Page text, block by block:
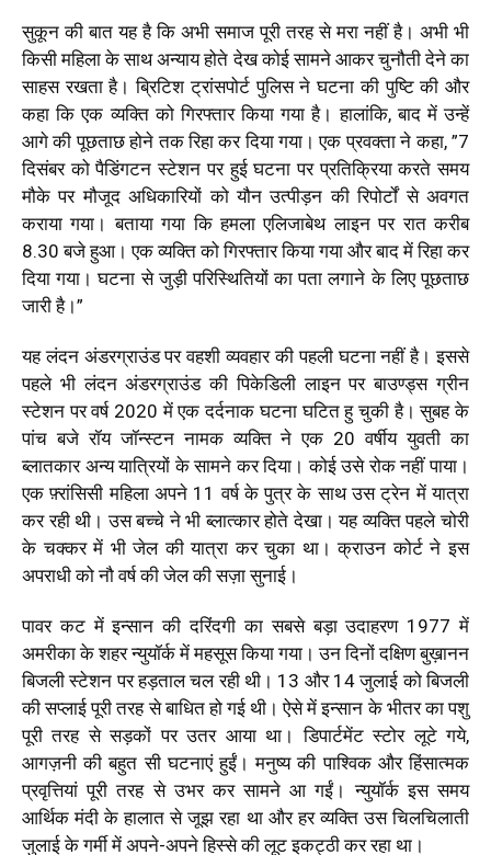
सुकून की बात यह है कि अभी समाज पूरी तरह से मरा नहीं है। अभी भी
किसी महिला के साथ अन्याय होते देख कोई सामने आकर चुनौती देने का
साहस रखता है। ब्रिटिश ट्रांसपोर्ट पुलिस ने घटना की पुष्टि की और
कहा कि एक व्यक्ति को गिरफ्तार किया गया है। हालांकि, बाद में उन्हें
आगे की पूछताछ होने तक रिहा कर दिया गया। एक प्रवक्ता ने कहा, ”7
दिसंबर को पैडिंगटन स्टेशन पर हुई घटना पर प्रतिक्रिया करते समय
मौके पर मौजूद अधिकारियों को यौन उत्पीड़न की रिपोर्टों से अवगत
कराया गया। बताया गया कि हमला एलिजाबेथ लाइन पर रात करीब
8.30 बजे हुआ। एक व्यक्ति को गिरफ्तार किया गया और बाद में रिहा कर
दिया गया। घटना से जुड़ी परिस्थितियों का पता लगाने के लिए पूछताछ
जारी है।”
यह लंदन अंडरग्राउंड पर वहशी व्यवहार की पहली घटना नहीं है। इससे
पहले भी लंदन अंडरग्राउंड की पिकेडिली लाइन पर बाउण्ड्स ग्रीन
स्टेशन पर वर्ष 2020 में एक दर्दनाक घटना घटित हु चुकी है। सुबह के
पांच बजे रॉय जॉन्स्टन नामक व्यक्ति ने एक 20 वर्षीय युवती का
ब्लातकार अन्य यात्रियों के सामने कर दिया। कोई उसे रोक नहीं पाया।
एक फ़्रांसिसी महिला अपने 11 वर्ष के पुत्र के साथ उस ट्रेन में यात्रा
कर रही थी। उस बच्चे ने भी ब्लात्कार होते देखा। यह व्यक्ति पहले चोरी
के चक्कर में भी जेल की यात्रा कर चुका था। क्राउन कोर्ट ने इस
अपराधी को नौ वर्ष की जेल की सज़ा सुनाई।
पावर कट में इन्सान की दरिंदगी का सबसे बड़ा उदाहरण 1977 में
अमरीका के शहर न्युयॉर्क में महसूस किया गया। उन दिनों दक्षिण बुख़ानन
बिजली स्टेशन पर हड़ताल चल रही थी। 13 और 14 जुलाई को बिजली
की सप्लाई पूरी तरह से बाधित हो गई थी। ऐसे में इन्सान के भीतर का पशु
पूरी तरह से सड़कों पर उतर आया था। डिपार्टमेंट स्टोर लूटे गये,
आगज़नी की बहुत सी घटनाएं हुईं। मनुष्य की पाश्विक और हिंसात्मक
प्रवृत्तियां पूरी तरह से उभर कर सामने आ गईं। न्युयॉर्क इस समय
आर्थिक मंदी के हालात से जूझ रहा था और हर व्यक्ति उस चिलचिलाती
जुलाई के गर्मी में अपने-अपने हिस्से की लूट इकट्ठी कर रहा था।